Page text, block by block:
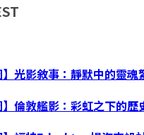
】光影敘事：靜默中的靈魂
】倫敦艦影：彩虹之下的歷